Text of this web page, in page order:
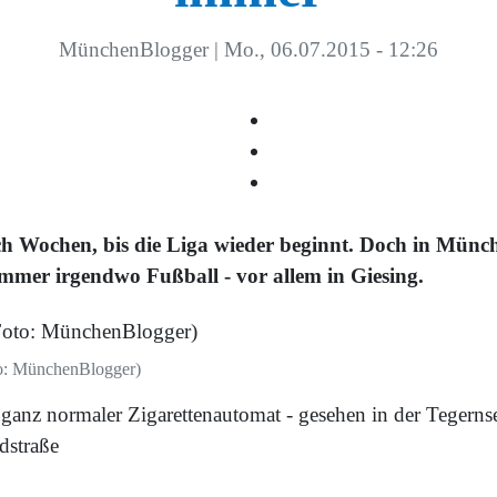
MünchenBlogger | Mo., 06.07.2015 - 12:26
Wochen, bis die Liga wieder beginnt. Doch in
irgendwo Fußball - vor allem in Giesing.
MünchenBlogger)
normaler Zigarettenautomat - gesehen in der